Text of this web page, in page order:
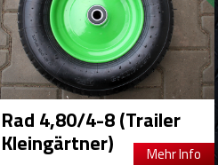
Rad 4,80/4-8 (Trailer
Kleingärtner) Mehr Info